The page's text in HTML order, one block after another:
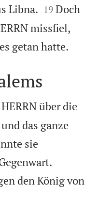
Libna. 

19 Doch
missfiel,
getan hatte.
über die
das ganze
sie
den König von